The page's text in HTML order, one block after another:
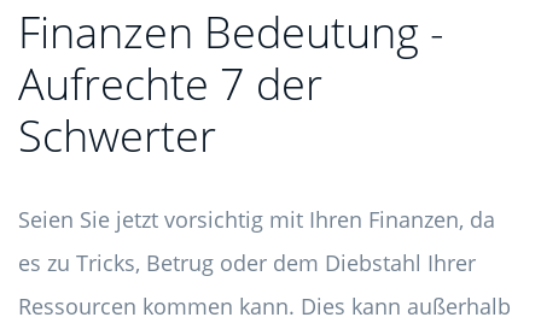
Finanzen Bedeutung -
Aufrechte 7 der
Schwerter
Seien Sie jetzt vorsichtig mit Ihren Finanzen, da
es zu Tricks, Betrug oder dem Diebstahl Ihrer
Ressourcen kommen kann. Dies kann außerhalb